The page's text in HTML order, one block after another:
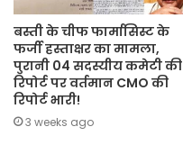
बस्ती के चीफ फार्मासिस्ट के
फर्जी हस्ताक्षर का मामला,
पुरानी 04 सदस्यीय कमेटी की
रिपोर्ट पर वर्तमान CMO की
रिपोर्ट भारी!
3 weeks ago